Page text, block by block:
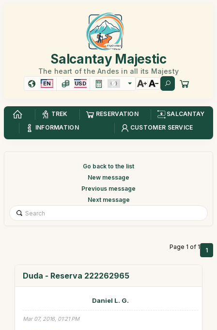
Salcantay Majestic
The heart of the Andes in all its Majesty
EN USD
TREK RESERVATION
SALCANTAY
INFORMATION
CUSTOMER SERVICE
Go back to the list
New message
Previous message
Next message
Page 1 of 1 1
Duda - Reserva 222262965
Daniel L. G.
Mar 07, 2016, 01:21 PM